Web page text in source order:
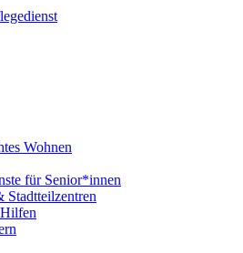
Wohnen
für Senior*innen
Stadtteilzentren